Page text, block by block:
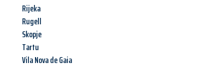
Rijeka
Rugell
Skopje
Tartu
Vila Nova de Gaia